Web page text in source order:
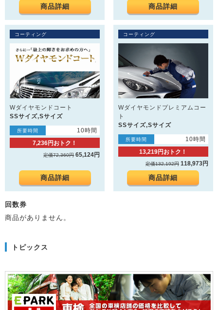
商品詳細 商品詳細
コーティング
Wダイヤモンドコート
SSサイズ,Sサイズ
所要時間
10時間
7,236円おトク！
定価72,360円65,124円
商品詳細
コーティング
Wダイヤモンドプレミアムコー
ト
SSサイズ,Sサイズ
所要時間
10時間
13,219円おトク！
定価132,192円 118,973円
商品詳細
回数券
商品がありません。
トピックス